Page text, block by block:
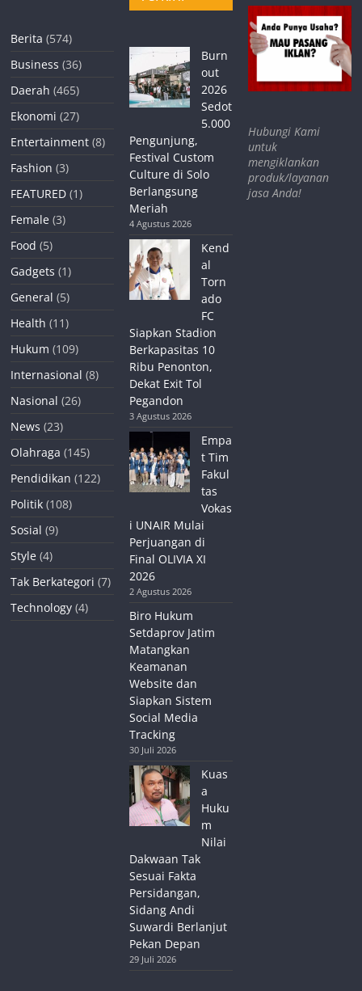
Berita (574)
Business (36)
Daerah (465)
Ekonomi (27)
Entertainment (8)
Fashion (3)
FEATURED (1)
Female (3)
Food (5)
Gadgets (1)
General (5)
Health (11)
Hukum (109)
Internasional (8)
Nasional (26)
News (23)
Olahraga (145)
Pendidikan (122)
Politik (108)
Sosial (9)
Style (4)
Tak Berkategori (7)
Technology (4)
Burn
out
2026
Sedot
5.000
Pengunjung,
Festival Custom
Culture di Solo
Berlangsung
Meriah
4 Agustus 2026
Kend
al
Torn
ado
FC
Siapkan Stadion
Berkapasitas 10
Ribu Penonton,
Dekat Exit Tol
Pegandon
3 Agustus 2026
Empa
t Tim
Fakul
tas
Vokas
i UNAIR Mulai
Perjuangan di
Final OLIVIA XI
2026
2 Agustus 2026
Biro Hukum
Setdaprov Jatim
Matangkan
Keamanan
Website dan
Siapkan Sistem
Social Media
Tracking
30 Juli 2026
Kuas
a
Huku
m
Nilai
Dakwaan Tak
Sesuai Fakta
Persidangan,
Sidang Andi
Suwardi Berlanjut
Pekan Depan
29 Juli 2026
Hubungi Kami
untuk
mengiklankan
produk/layanan
jasa Anda!